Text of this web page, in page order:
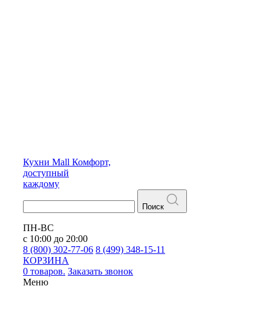
Кухни Mall Комфорт,
доступный
каждому
Поиск
ПН-ВС
с 10:00 до 20:00
8 (800) 302-77-06 8 (499) 348-15-11
КОРЗИНА
0 товаров. Заказать звонок
Меню